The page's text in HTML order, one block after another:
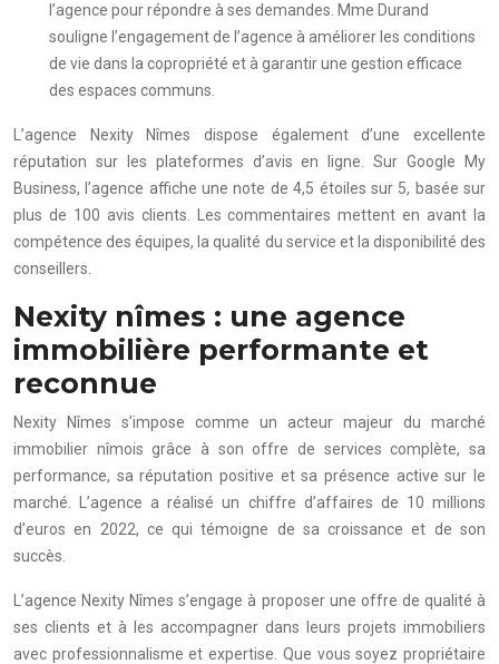
l’agence pour répondre à ses demandes. Mme Durand
souligne l’engagement de l’agence à améliorer les conditions
de vie dans la copropriété et à garantir une gestion efficace
des espaces communs.
L’agence Nexity Nîmes dispose également d’une excellente
réputation sur les plateformes d’avis en ligne. Sur Google My
Business, l’agence affiche une note de 4,5 étoiles sur 5, basée sur
plus de 100 avis clients. Les commentaires mettent en avant la
compétence des équipes, la qualité du service et la disponibilité des
conseillers.
Nexity nîmes : une agence
immobilière performante et
reconnue
Nexity Nîmes s’impose comme un acteur majeur du marché
immobilier nîmois grâce à son offre de services complète, sa
performance, sa réputation positive et sa présence active sur le
marché. L’agence a réalisé un chiffre d’affaires de 10 millions
d’euros en 2022, ce qui témoigne de sa croissance et de son
succès.
L’agence Nexity Nîmes s’engage à proposer une offre de qualité à
ses clients et à les accompagner dans leurs projets immobiliers
avec professionnalisme et expertise. Que vous soyez propriétaire